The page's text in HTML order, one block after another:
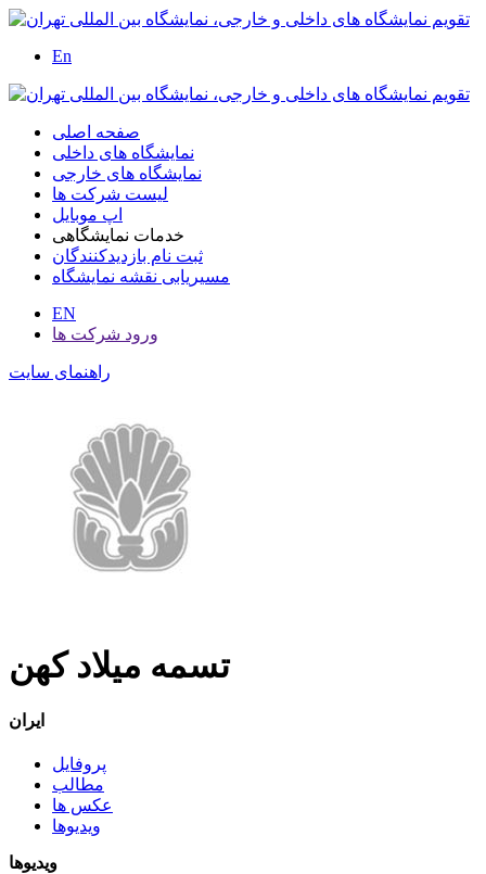
En
صفحه اصلی
نمایشگاه های داخلی
نمایشگاه های خارجی
لیست شرکت ها
اپ موبایل
خدمات نمایشگاهی
ثبت نام بازدیدکنندگان
مسیریابی نقشه نمایشگاه
EN
ورود شرکت ها
راهنمای سایت
تسمه میلاد کهن
ایران
پروفایل
مطالب
عکس ها
ویدیوها
ویدیوها